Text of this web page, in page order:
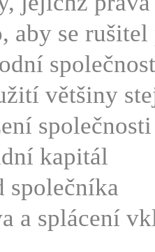
aby se
většiny
společnosti
kapitál
společníka
a splácení